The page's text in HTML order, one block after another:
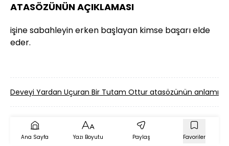
ATASÖZÜNÜN AÇIKLAMASI
işine sabahleyin erken başlayan kimse başarı elde
eder.
Deveyi Yardan Uçuran Bir Tutam Ottur atasözünün anlamı
Ana Sayfa Yazı Boyutu Paylaş Favoriler